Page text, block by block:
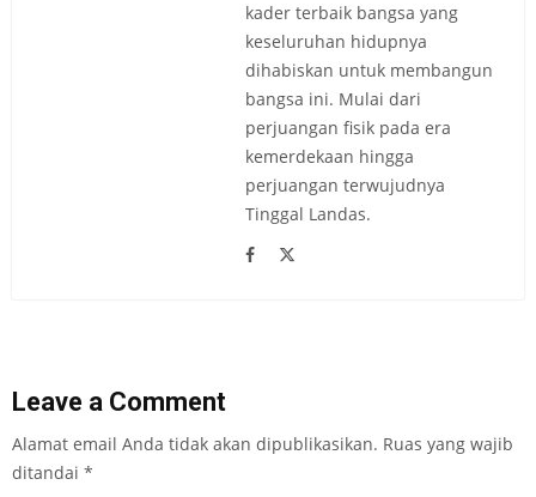
kader terbaik bangsa yang
keseluruhan hidupnya
dihabiskan untuk membangun
bangsa ini. Mulai dari
perjuangan fisik pada era
kemerdekaan hingga
perjuangan terwujudnya
Tinggal Landas.
Leave a Comment
Alamat email Anda tidak akan dipublikasikan. Ruas yang wajib
ditandai *